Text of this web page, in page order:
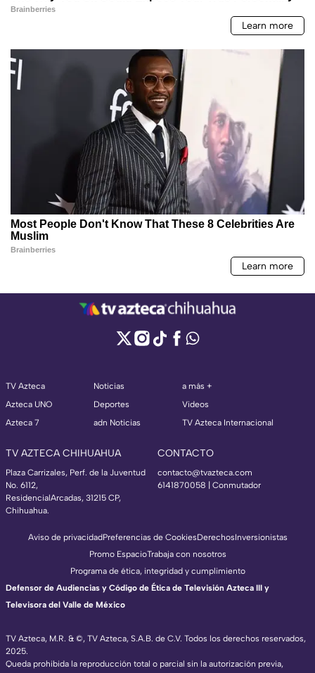
TV Azteca
Azteca UNO
Azteca 7
Noticias
Deportes
adn Noticias
a más +
Videos
TV Azteca Internacional
TV AZTECA CHIHUAHUA
Plaza Carrizales, Perf. de la Juventud
No. 6112,
ResidencialArcadas, 31215 CP,
Chihuahua.
CONTACTO
contacto@tvazteca.com
6141870058 | Conmutador
TV Azteca, M.R. & ©, TV Azteca, S.A.B. de C.V. Todos los derechos reservados,
2025.
Queda prohibida la reproducción total o parcial sin la autorización previa,
Aviso de privacidadPreferencias de CookiesDerechosInversionistas
Promo EspacioTrabaja con nosotros
Programa de ética, integridad y cumplimiento
Defensor de Audiencias y Código de Ética de Televisión Azteca III y
Televisora del Valle de México